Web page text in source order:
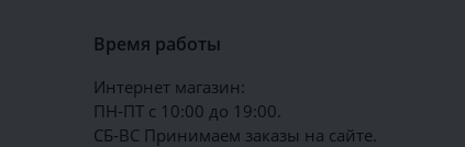
Время работы
Интернет магазин:
ПН-ПТ с 10:00 до 19:00.
СБ-ВС Принимаем заказы на сайте.